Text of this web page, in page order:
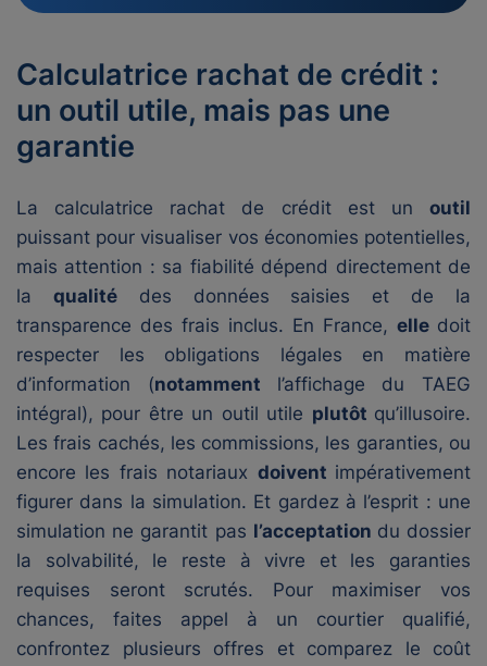
Calculatrice rachat de crédit :
un outil utile, mais pas une
garantie
La calculatrice rachat de crédit est un outil
puissant pour visualiser vos économies potentielles,
mais attention : sa fiabilité dépend directement de
la qualitédes données saisies et de la
transparence des frais inclus. En France, elle doit
respecter les obligations légales en matière
d’information (notamment l’affichage du TAEG
intégral), pour être un outil utile plutôt qu’illusoire.
Les frais cachés, les commissions, les garanties, ou
encore les frais notariaux doivent impérativement
figurer dans la simulation. Et gardez à l’esprit : une
simulation ne garantit pas l’acceptation du dossier
la solvabilité, le reste à vivre et les garanties
requises seront scrutés. Pour maximiser vos
chances, faites appel à un courtier qualifié,
confrontez plusieurs offres et comparez le coût